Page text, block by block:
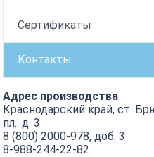
Сертификаты
Контакты
Адрес производства
Краснодарский край, ст.
пл.. д. 3
8 (800) 2000-978, доб. 3
8-988-244-22-82